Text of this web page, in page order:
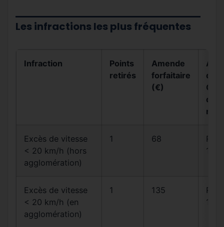
Les infractions les plus fréquentes
Infraction
Points
retirés
Amende
forfaitaire
(€)
du
de la
Excès de vitesse
< 20 km/h (hors
agglomération)
1 68
14
Excès de vitesse
< 20 km/h (en
agglomération)
1 135
14